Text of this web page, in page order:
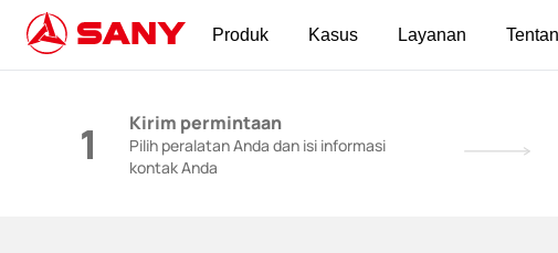
Produk Kasus Layanan
1 Kirim permintaan
Pilih peralatan Anda dan isi informasi
kontak Anda